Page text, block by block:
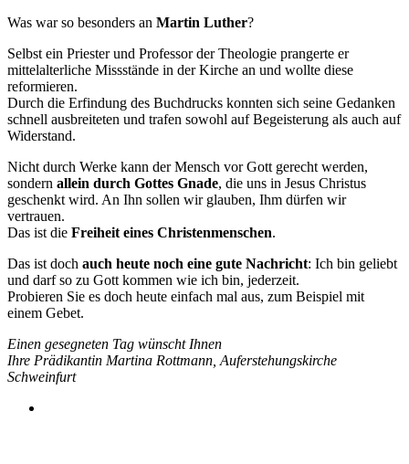
Was war so besonders an Martin Luther?
Selbst ein Priester und Professor der Theologie prangerte er
mittelalterliche Missstände in der Kirche an und wollte diese
reformieren.
Durch die Erfindung des Buchdrucks konnten sich seine Gedanken
schnell ausbreiteten und trafen sowohl auf Begeisterung als auch auf
Widerstand.
Nicht durch Werke kann der Mensch vor Gott gerecht werden,
sondern allein durch Gottes Gnade, die uns in Jesus Christus
geschenkt wird. An Ihn sollen wir glauben, Ihm dürfen wir
vertrauen.
Das ist die Freiheit eines Christenmenschen.
Das ist doch auch heute noch eine gute Nachricht: Ich bin geliebt
und darf so zu Gott kommen wie ich bin, jederzeit.
Probieren Sie es doch heute einfach mal aus, zum Beispiel mit
einem Gebet.
Einen gesegneten Tag wünscht Ihnen
Ihre Prädikantin Martina Rottmann, Auferstehungskirche
Schweinfurt